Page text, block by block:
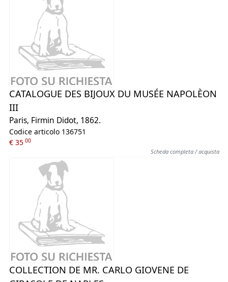
CATALOGUE DES BIJOUX DU MUSÉE NAPOLÈON
III
Paris, Firmin Didot, 1862.
Codice articolo 136751
€ 35 00
Scheda completa / acquista
COLLECTION DE MR. CARLO GIOVENE DE